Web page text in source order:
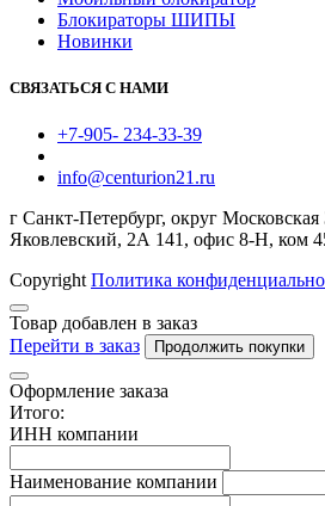
Блокираторы ШИПЫ
Новинки
СВЯЗАТЬСЯ С НАМИ
+7-905- 234-33-39
info@centurion21.ru
г Санкт-Петербург, округ Московская
Яковлевский, 2А 141, офис 8-Н, ком
Copyright Политика
Товар добавлен в заказ
Перейти в заказ
Продолжить покупки
Оформление заказа
Итого:
ИНН компании
Наименование компании